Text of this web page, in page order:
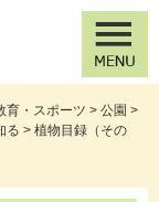
育・スポーツ > 公園 >
る > 植物目録（その